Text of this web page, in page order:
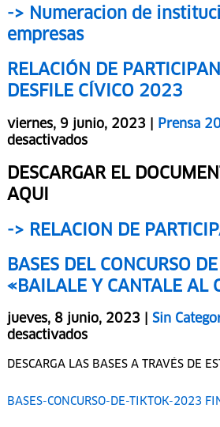
-> Numeracion de
empresas
RELACIÓN DE
DESFILE CÍVICO 2023
viernes, 9 junio, 2023 |
DESCARGAR EL
AQUI
-> RELACION DE
BASES DEL CONCURSO
«BAILALE Y CANTALE AL
jueves, 8 junio, 2023 |